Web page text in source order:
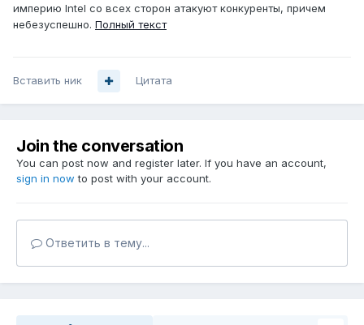
империю Intel со всех сторон атакуют конкуренты, причем
небезуспешно. Полный текст
Вставить ник Цитата
Join the conversation
You can post now and register later. If you have an account,
sign in now to post with your account.
Ответить в тему...